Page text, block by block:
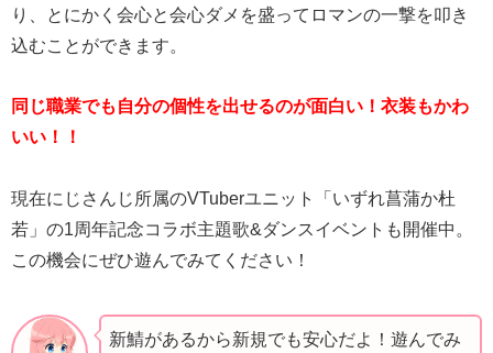
り、とにかく会心と会心ダメを盛ってロマンの一撃を叩き
込むことができます。
同じ職業でも自分の個性を出せるのが面白い！衣装もかわ
いい！！
現在にじさんじ所属のVTuberユニット「いずれ菖蒲か杜
若」の1周年記念コラボ主題歌&ダンスイベントも開催中。
この機会にぜひ遊んでみてください！
新鯖があるから新規でも安心だよ！遊んでみ